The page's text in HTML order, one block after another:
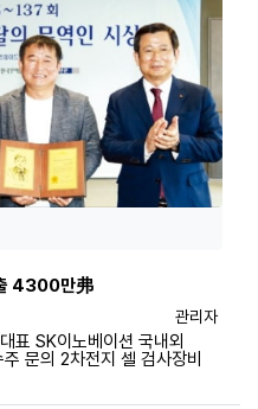
4300만弗
등록자
관리자
표 SK이노베이션 국내외
문의 2차전지 셀 검사장비